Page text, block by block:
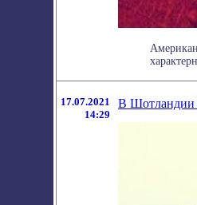
17.07.2021
14:29
В Шотландии